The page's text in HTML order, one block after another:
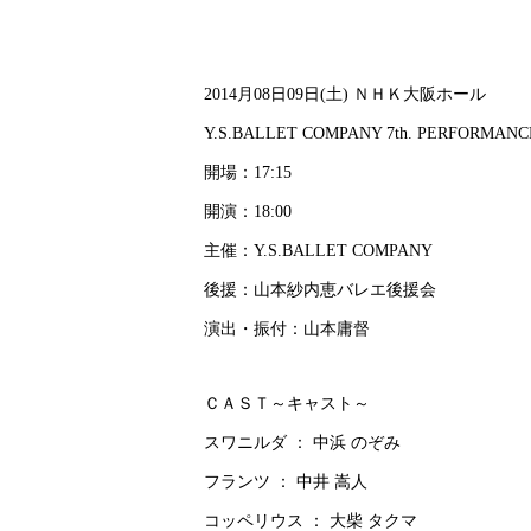
2014月08日09日(土) ＮＨＫ大阪ホール
Y.S.BALLET COMPANY 7th.
開場：17:15
開演：18:00
主催：Y.S.BALLET COMPANY
後援：山本紗内恵バレエ後援会
演出・振付：山本庸督
ＣＡＳＴ～キャスト～
スワニルダ ： 中浜 のぞみ
フランツ ： 中井 嵩人
コッペリウス ： 大柴 タクマ